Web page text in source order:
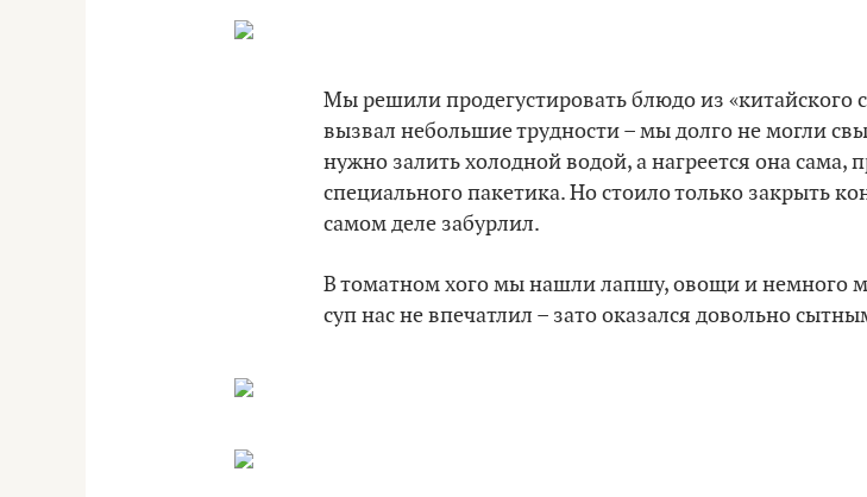
Мы решили продегустировать блюдо из «китайского
вызвал небольшие трудности – мы долго не могли
нужно залить холодной водой, а нагреется она
специального пакетика. Но стоило только закрыть
самом деле забурлил.
В томатном хого мы нашли лапшу, овощи и немного
суп нас не впечатлил – зато оказался довольно